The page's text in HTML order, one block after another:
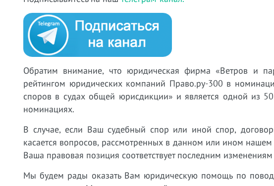
Обратим внимание, что юридическая фирма «Ветров и
рейтингом юридических компаний Право.ру-300 в
споров в судах общей юрисдикции» и является одной из
номинациях.
В случае, если Ваш судебный спор или иной спор,
касается вопросов, рассмотренных в данном или ином
Ваша правовая позиция соответствует последним изменениям
Мы будем рады оказать Вам юридическую помощь по